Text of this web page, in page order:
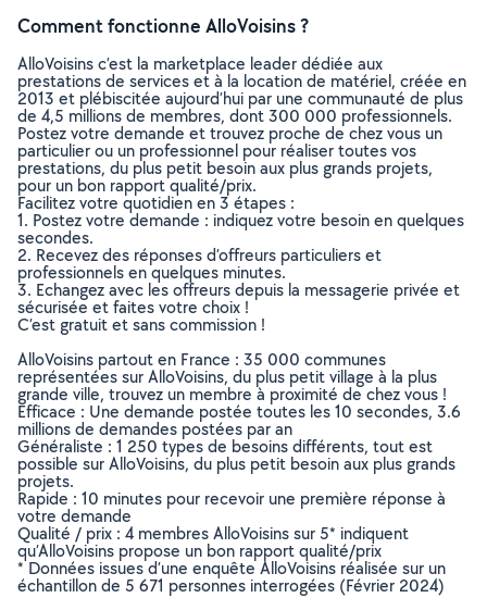
Comment fonctionne AlloVoisins ?
AlloVoisins c’est la marketplace leader dédiée aux
prestations de services et à la location de matériel, créée en
2013 et plébiscitée aujourd’hui par une communauté de plus
de 4,5 millions de membres, dont 300 000 professionnels.
Postez votre demande et trouvez proche de chez vous un
particulier ou un professionnel pour réaliser toutes vos
prestations, du plus petit besoin aux plus grands projets,
pour un bon rapport qualité/prix.
Facilitez votre quotidien en 3 étapes :
1. Postez votre demande : indiquez votre besoin en quelques
secondes.
2. Recevez des réponses d’offreurs particuliers et
professionnels en quelques minutes.
3. Echangez avec les offreurs depuis la messagerie privée et
sécurisée et faites votre choix !
C’est gratuit et sans commission !
AlloVoisins partout en France : 35 000 communes
représentées sur AlloVoisins, du plus petit village à la plus
grande ville, trouvez un membre à proximité de chez vous !
Efficace : Une demande postée toutes les 10 secondes, 3.6
millions de demandes postées par an
Généraliste : 1 250 types de besoins différents, tout est
possible sur AlloVoisins, du plus petit besoin aux plus grands
projets.
Rapide : 10 minutes pour recevoir une première réponse à
votre demande
Qualité / prix : 4 membres AlloVoisins sur 5* indiquent
qu’AlloVoisins propose un bon rapport qualité/prix
* Données issues d’une enquête AlloVoisins réalisée sur un
échantillon de 5 671 personnes interrogées (Février 2024)